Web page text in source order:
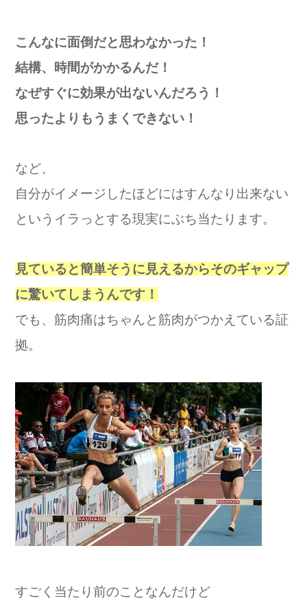
こんなに面倒だと思わなかった！
結構、時間がかかるんだ！
なぜすぐに効果が出ないんだろう！
思ったよりもうまくできない！
など、
自分がイメージしたほどにはすんなり出来ない
というイラっとする現実にぶち当たります。
見ていると簡単そうに見えるからそのギャップ
に驚いてしまうんです！
でも、筋肉痛はちゃんと筋肉がつかえている証
拠。
すごく当たり前のことなんだけど